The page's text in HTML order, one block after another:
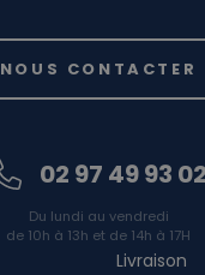
NOUS CONTACTER
02 97 49 93 02
Du lundi au vendredi
de 10h à 13h et de 14h à 17H
Livraison